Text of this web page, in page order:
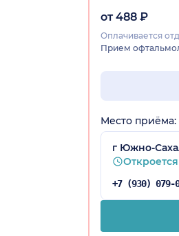
от 488 ₽
Оплачивается
Прием
Место приёма:
г Южно-